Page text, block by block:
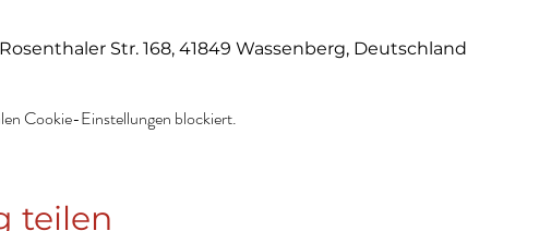
Str. 168, 41849 Wassenberg, Deutschland
Cookie-Einstellungen blockiert.
teilen